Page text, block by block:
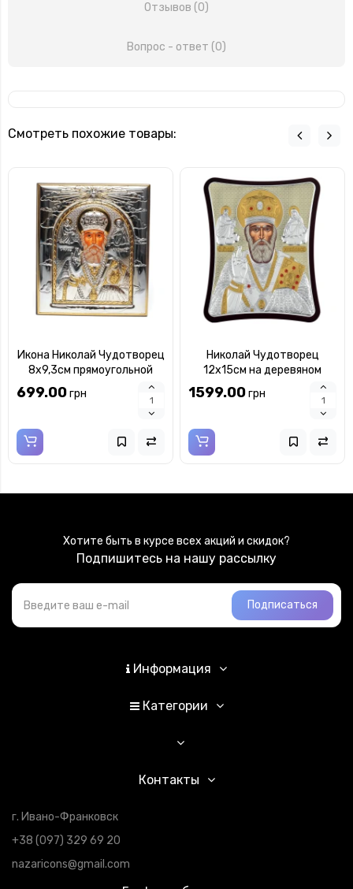
Отзывов (0)
Вопрос - ответ (0)
Смотреть похожие товары:
Икона Николай Чудотворец
8х9,3см прямоугольной
формы на дереве без рамки
699.00грн
Николай Чудотворец
12x15см на деревяном
вытянутом киоте с
позолотой
1599.00грн
Хотите быть в курсе всех акций и скидок?
Подпишитесь на нашу рассылку
Подписаться
Информация
Категории
Контакты
г. Ивано-Франковск
+38 (097) 329 69 20
nazaricons@gmail.com